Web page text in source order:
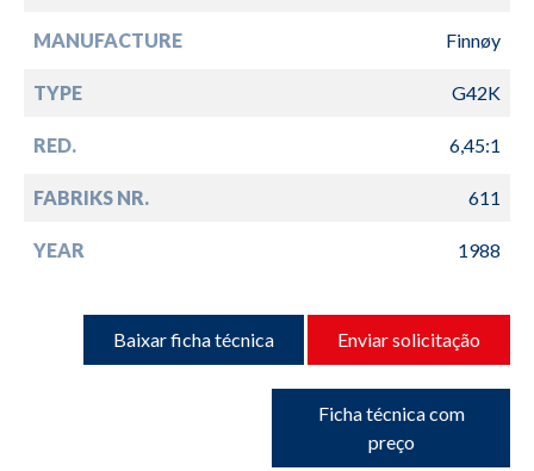
MANUFACTURE Finnøy
TYPE G42K
RED. 6,45:1
FABRIKS NR. 611
YEAR 1988
Baixar ficha técnica Enviar solicitação
Ficha técnica com
preço